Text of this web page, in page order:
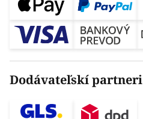
Dodávateľskí partneri